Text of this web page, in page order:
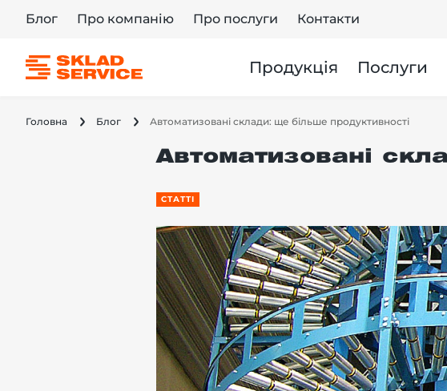
Блог Про компанію Про послуги Контакти
Продукція Послуги
Головна Блог Автоматизовані склади: ще більше продуктивності
Автоматизовані
СТАТТІ